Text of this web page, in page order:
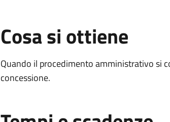
Cosa si ottiene
Quando il procedimento amministrativo si
concessione.